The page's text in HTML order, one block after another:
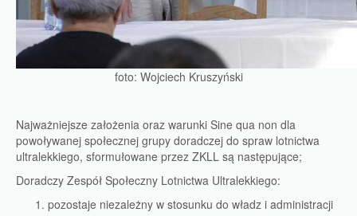
foto: Wojciech Kruszyński
Najważniejsze założenia oraz warunki Sine qua non dla
powoływanej społecznej grupy doradczej do spraw lotnictwa
ultralekkiego, sformułowane przez ZKLL są następujące;
Doradczy Zespół Społeczny Lotnictwa Ultralekkiego:
pozostaje niezależny w stosunku do władz i administracji